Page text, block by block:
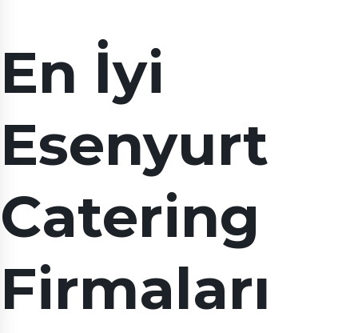
En İyi
Esenyurt
Catering
Firmaları